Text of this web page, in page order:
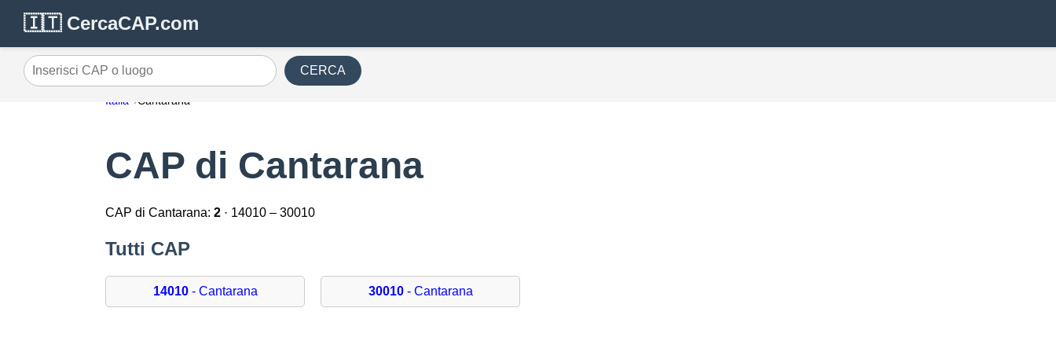
🇮🇹 CercaCAP.com
Inserisci CAP o luogo CERCA
Italia Cantarana
CAP di Cantarana
CAP di Cantarana:2 · 14010 – 30010
Tutti CAP
14010- Cantarana 30010- Cantarana